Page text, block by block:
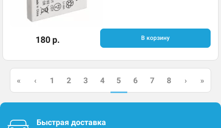
180 р. В корзину
« ‹ 1 2 3 4 5 6 7 8 › »
Быстрая доставка